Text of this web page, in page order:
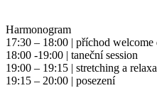
Harmonogram
17:30 – 18:00 | příchod welcome
18:00 -19:00 | taneční session
19:00 – 19:15 | stretching a
19:15 – 20:00 | posezení